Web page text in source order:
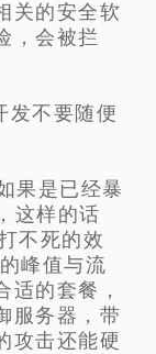
关的安全软
，会被拦
发不要随便
果是已经暴
这样的话
不死的效
峰值与流
适的套餐，
服务器，带
攻击还能硬